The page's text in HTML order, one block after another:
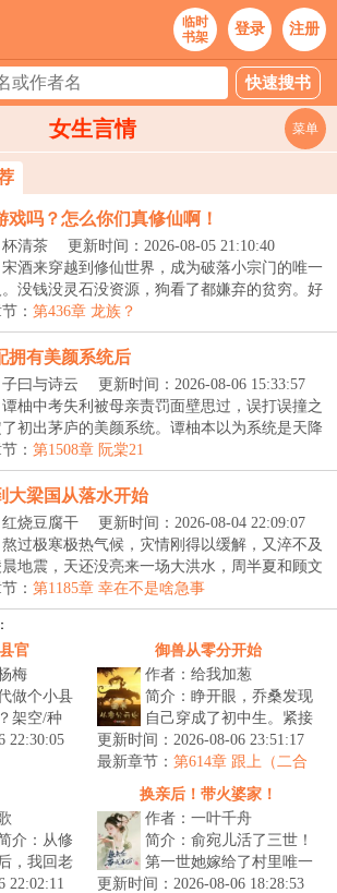
临时
书架
登录 注册
女生言情 菜单
戏吗？怎么你们真修仙啊！
清茶
更新时间：2026-08-05 21:10:40
酒来穿越到修仙世界，成为破落小宗门的唯一
没钱没灵石没资源，狗看了都嫌弃的贫穷。好
： 第436章 龙族？
拥有美颜系统后
曰与诗云
更新时间：2026-08-06 15:33:57
柚中考失利被母亲责罚面壁思过，误打误撞之
初出茅庐的美颜系统。谭柚本以为系统是天降
： 第1508章 阮棠21
大梁国从落水开始
烧豆腐干
更新时间：2026-08-04 22:09:07
过极寒极热气候，灾情刚得以缓解，又淬不及
晨地震，天还没亮来一场大洪水，周半夏和顾文
： 第1185章 幸在不是啥急事
官
梅
做个小县
架空/种
越古代，
女扮男
22:30:05
御兽从零分开始
作者：给我加葱
简介：睁开眼，乔桑发现
自己穿成了初中生。紧接
着来了一场模拟考。毕业
她怕了吗？她怕了……这
考的都什么...
更新时间：2026-08-06 23:51:17
最新章节： 第614章 跟上（二合
介：从修
，我回老
菜了！修
22:02:11
换亲后！带火婆家！
作者：一叶千舟
简介：俞宛儿活了三世！
第一世她嫁给了村里唯一
的屠夫，天天能够吃到
更新时间：2026-08-06 18:28:53